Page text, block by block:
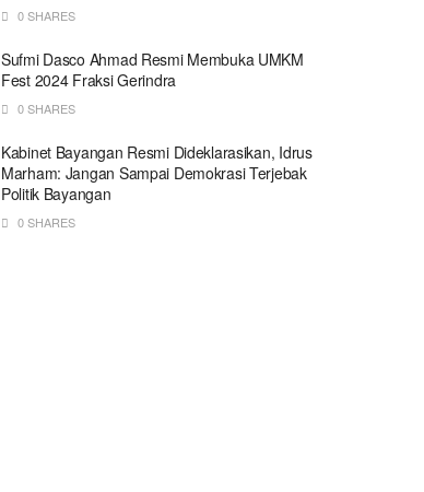
0 SHARES
Sufmi Dasco Ahmad Resmi Membuka UMKM
Fest 2024 Fraksi Gerindra
0 SHARES
Kabinet Bayangan Resmi Dideklarasikan, Idrus
Marham: Jangan Sampai Demokrasi Terjebak
Politik Bayangan
0 SHARES